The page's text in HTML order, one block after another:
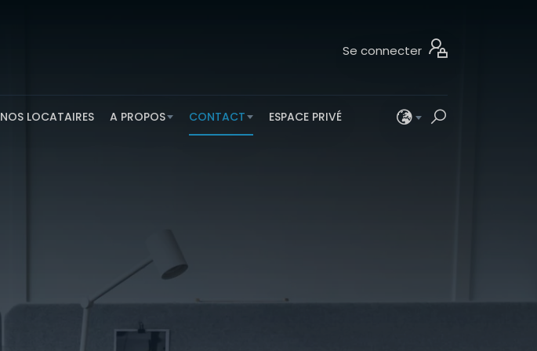
Se connecter
NOS LOCATAIRES A PROPOS CONTACT ESPACE PRIVÉ